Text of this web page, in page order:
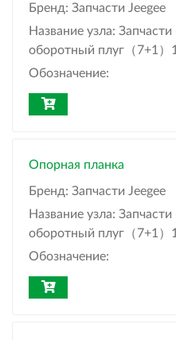
Бренд: Запчасти Jeegee
Название узла: Запчасти
оборотный плуг（7+1）
Обозначение:
Опорная планка
Бренд: Запчасти Jeegee
Название узла: Запчасти
оборотный плуг（7+1）
Обозначение: